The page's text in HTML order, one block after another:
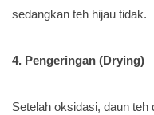
sedangkan teh hijau tidak.
4. Pengeringan (Drying)
Setelah oksidasi, daun